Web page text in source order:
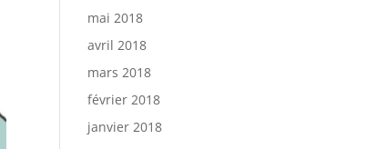
mai 2018
avril 2018
mars 2018
février 2018
janvier 2018